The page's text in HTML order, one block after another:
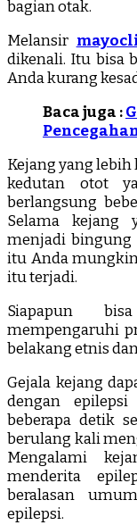
bagian otak.
Melansir
dikenali. Itu bisa
Anda kurang
Baca juga :
Kejang yang
kedutan otot
berlangsung
Selama kejang
menjadi bingung
itu Anda
itu terjadi.
Siapapun
mempengaruhi
belakang etnis
Gejala kejang
dengan
beberapa detik
berulang kali
Mengalami
menderita
beralasan
epilepsi.